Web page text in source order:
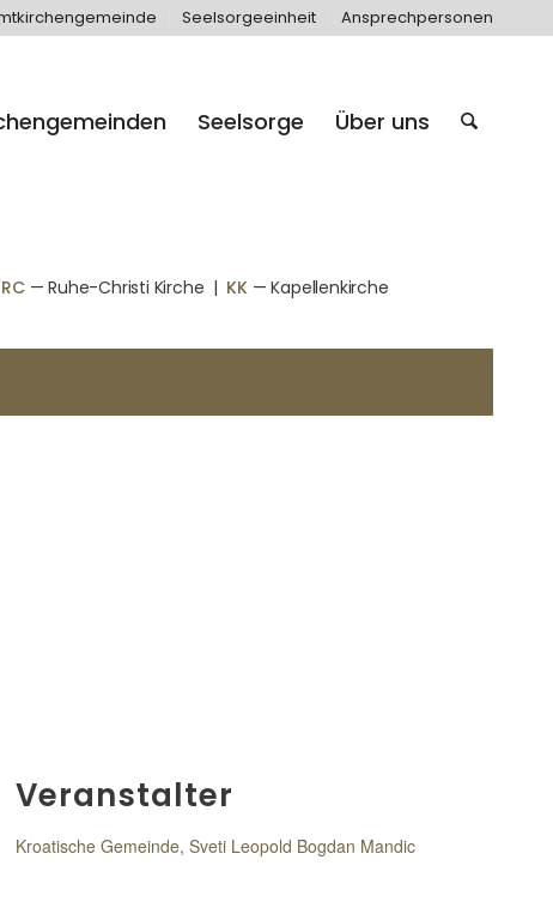
Seelsorgeeinheit Ansprechpersonen
Seelsorge Über uns
RC— Ruhe-Christi Kirche | KK — Kapellenkirche
Veranstalter
Kroatische Gemeinde, Sveti Leopold Bogdan Mandic